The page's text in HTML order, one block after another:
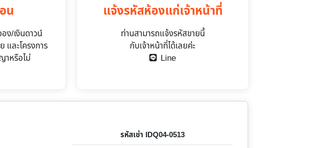
น
ง/เงินดาวน์
และโครงการ
าหรือไม่
แจ้งรหัสห้องแก่เจ้าหน้าที่
ท่านสามารถแจ้งรหัสขายนี้
กับเจ้าหน้าที่ได้เลยค่ะ
Line
รหัสเช่า IDQ04-0513